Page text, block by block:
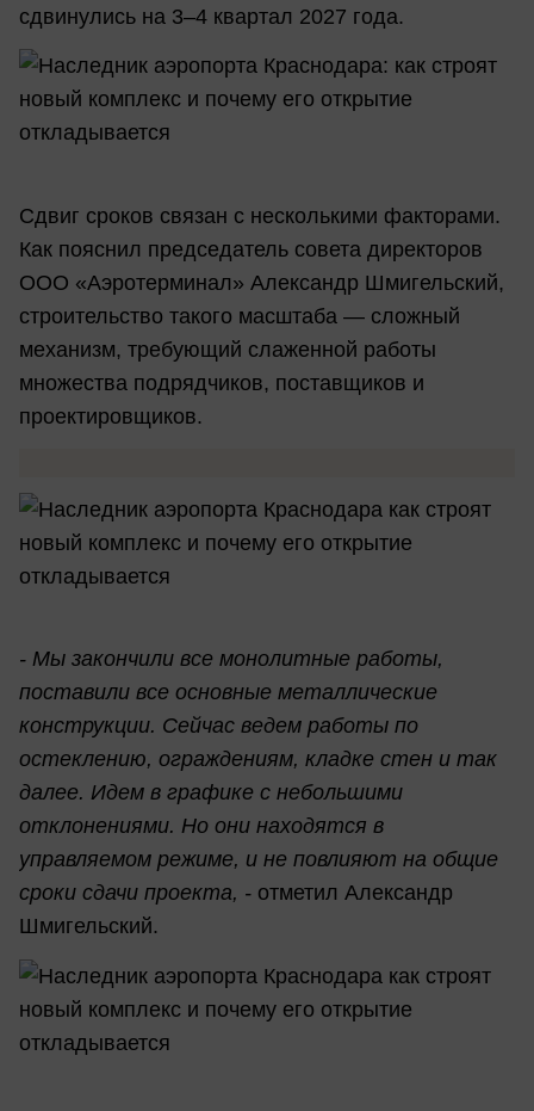
сдвинулись на 3–4 квартал 2027 года.
Сдвиг сроков связан с несколькими факторами.
Как пояснил председатель совета директоров
ООО «Аэротерминал» Александр Шмигельский,
строительство такого масштаба — сложный
механизм, требующий слаженной работы
множества подрядчиков, поставщиков и
проектировщиков.
- Мы закончили все монолитные работы,
поставили все основные металлические
конструкции. Сейчас ведем работы по
остеклению, ограждениям, кладке стен и так
далее. Идем в графике с небольшими
отклонениями. Но они находятся в
управляемом режиме, и не повлияют на общие
сроки сдачи проекта, - отметил Александр
Шмигельский.